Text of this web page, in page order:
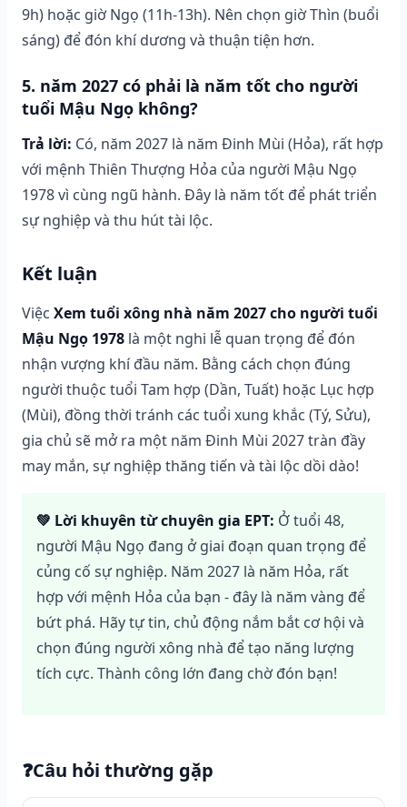
9h) hoặc giờ Ngọ (11h-13h). Nên chọn giờ Thìn (buổi
sáng) để đón khí dương và thuận tiện hơn.
5. năm 2027 có phải là năm tốt cho người
tuổi Mậu Ngọ không?
Trả lời: Có, năm 2027 là năm Đinh Mùi (Hỏa), rất hợp
với mệnh Thiên Thượng Hỏa của người Mậu Ngọ
1978 vì cùng ngũ hành. Đây là năm tốt để phát triển
sự nghiệp và thu hút tài lộc.
Kết luận
Việc Xem tuổi xông nhà năm 2027 cho người tuổi
Mậu Ngọ 1978 là một nghi lễ quan trọng để đón
nhận vượng khí đầu năm. Bằng cách chọn đúng
người thuộc tuổi Tam hợp (Dần, Tuất) hoặc Lục hợp
(Mùi), đồng thời tránh các tuổi xung khắc (Tý, Sửu),
gia chủ sẽ mở ra một năm Đinh Mùi 2027 tràn đầy
may mắn, sự nghiệp thăng tiến và tài lộc dồi dào!
💚 Lời khuyên từ chuyên gia EPT: Ở tuổi 48,
người Mậu Ngọ đang ở giai đoạn quan trọng để
củng cố sự nghiệp. Năm 2027 là năm Hỏa, rất
hợp với mệnh Hỏa của bạn - đây là năm vàng để
bứt phá. Hãy tự tin, chủ động nắm bắt cơ hội và
chọn đúng người xông nhà để tạo năng lượng
tích cực. Thành công lớn đang chờ đón bạn!
❓Câu hỏi thường gặp